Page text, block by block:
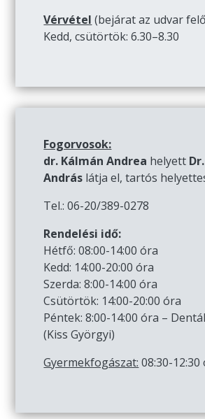
Vérvétel (bejárat az udvar
Kedd, csütörtök: 6.30–8.30
Fogorvosok:
dr. Kálmán Andrea helyett
András látja el, tartós
Tel.: 06-20/389-0278
Rendelési idő:
Hétfő: 08:00-14:00 óra
Kedd: 14:00-20:00 óra
Szerda: 8:00-14:00 óra
Csütörtök: 14:00-20:00 óra
Péntek: 8:00-14:00 óra –
(Kiss Györgyi)
Gyermekfogászat: 08:30-12:30